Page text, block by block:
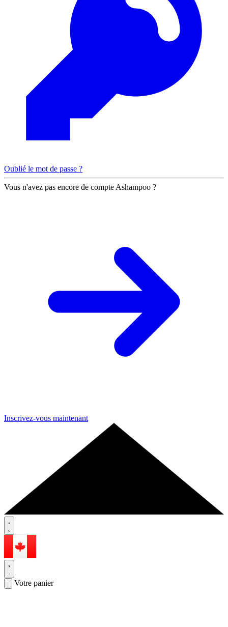
Oublié le mot de passe ?
Vous n'avez pas encore de compte Ashampoo ?
Inscrivez-vous maintenant
Votre panier